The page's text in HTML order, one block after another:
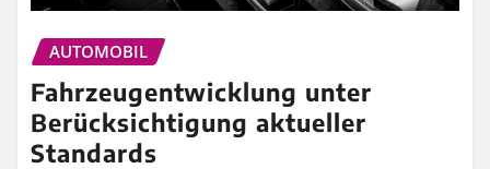
AUTOMOBIL
Fahrzeugentwicklung unter
Berücksichtigung aktueller
Standards